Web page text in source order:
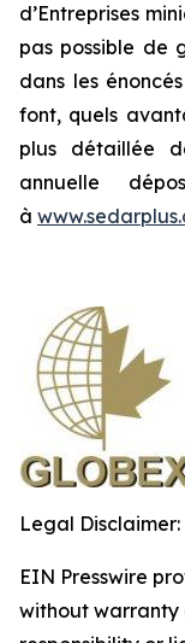
d’Entreprises
pas possible de
dans les
font, quels
plus détaillée
annuelle
à
Legal Disclaimer:
EIN Presswire
without warranty